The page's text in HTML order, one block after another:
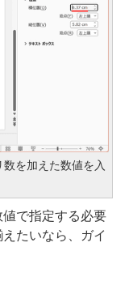
数を加えた数値を入
で指定する必要
たいなら、ガイ